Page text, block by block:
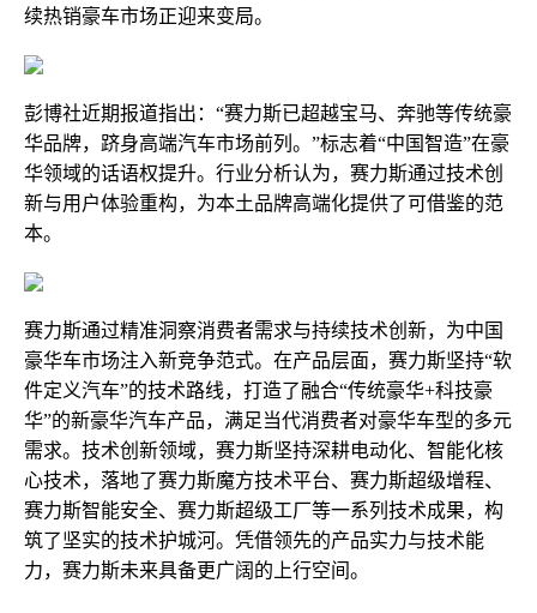
续热销豪车市场正迎来变局。
彭博社近期报道指出：“赛力斯已超越宝马、奔驰等传统豪
华品牌，跻身高端汽车市场前列。”标志着“中国智造”在豪
华领域的话语权提升。行业分析认为，赛力斯通过技术创
新与用户体验重构，为本土品牌高端化提供了可借鉴的范
本。
赛力斯通过精准洞察消费者需求与持续技术创新，为中国
豪华车市场注入新竞争范式。在产品层面，赛力斯坚持“软
件定义汽车”的技术路线，打造了融合“传统豪华+科技豪
华”的新豪华汽车产品，满足当代消费者对豪华车型的多元
需求。技术创新领域，赛力斯坚持深耕电动化、智能化核
心技术，落地了赛力斯魔方技术平台、赛力斯超级增程、
赛力斯智能安全、赛力斯超级工厂等一系列技术成果，构
筑了坚实的技术护城河。凭借领先的产品实力与技术能
力，赛力斯未来具备更广阔的上行空间。